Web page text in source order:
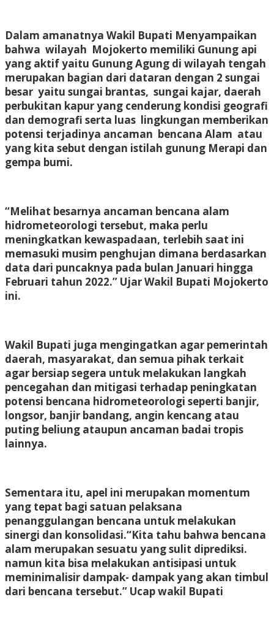
Dalam amanatnya Wakil Bupati Menyampaikan
bahwa wilayah Mojokerto memiliki Gunung api
yang aktif yaitu Gunung Agung di wilayah tengah
merupakan bagian dari dataran dengan 2 sungai
besar yaitu sungai brantas, sungai kajar, daerah
perbukitan kapur yang cenderung kondisi geografi
dan demografi serta luas lingkungan memberikan
potensi terjadinya ancaman bencana Alam atau
yang kita sebut dengan istilah gunung Merapi dan
gempa bumi.
“Melihat besarnya ancaman bencana alam
hidrometeorologi tersebut, maka perlu
meningkatkan kewaspadaan, terlebih saat ini
memasuki musim penghujan dimana berdasarkan
data dari puncaknya pada bulan Januari hingga
Februari tahun 2022.” Ujar Wakil Bupati Mojokerto
ini.
Wakil Bupati juga mengingatkan agar pemerintah
daerah, masyarakat, dan semua pihak terkait
agar bersiap segera untuk melakukan langkah
pencegahan dan mitigasi terhadap peningkatan
potensi bencana hidrometeorologi seperti banjir,
longsor, banjir bandang, angin kencang atau
puting beliung ataupun ancaman badai tropis
lainnya.
Sementara itu, apel ini merupakan momentum
yang tepat bagi satuan pelaksana
penanggulangan bencana untuk melakukan
sinergi dan konsolidasi.“Kita tahu bahwa bencana
alam merupakan sesuatu yang sulit diprediksi.
namun kita bisa melakukan antisipasi untuk
meminimalisir dampak- dampak yang akan timbul
dari bencana tersebut.” Ucap wakil Bupati